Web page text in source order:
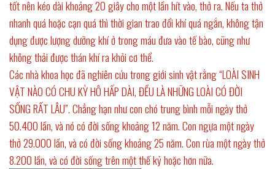
tốt nên kéo dài khoảng 20 giây cho một lần hít vào, thở ra. Nếu ta thở
nhanh quá hoặc cạn quá thì thời gian trao đổi khí quá ngắn, không tận
dụng được lượng dưỡng khí ở trong máu đưa vào tế bào, cũng như
không thải được thán khí ra khỏi cơ thể.
Các nhà khoa học đã nghiên cứu trong giới sinh vật rằng “LOÀI SINH
VẬT NÀO CÓ CHU KỲ HÔ HẤP DÀI, ĐỀU LÀ NHỮNG LOÀI CÓ ĐỜI
SỐNG RẤT LÂU”. Chẳng hạn như con chó trung bình mỗi ngày thở
50.400 lần, và nó có đời sống khoảng 12 năm. Con ngựa một ngày
thở 29.000 lần, và có đời sống khoảng 25 năm. Con rùa một ngày thở
8.200 lần, và có đời sống trên một thế kỷ hoặc hơn nữa.